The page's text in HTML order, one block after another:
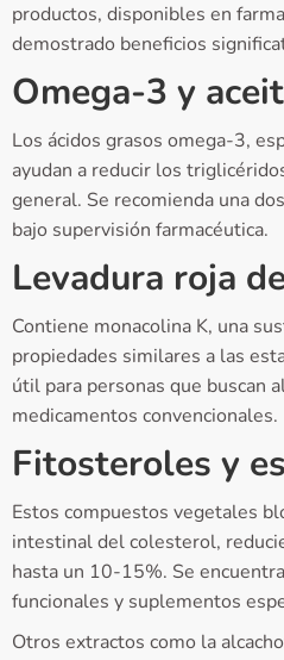
productos, disponibles en
demostrado beneficios
Omega-3 y
Los ácidos grasos omega-3,
ayudan a reducir los
general. Se recomienda una
bajo supervisión farmacéutica.
Levadura roja
Contiene monacolina K, una
propiedades similares a las
útil para personas que buscan
medicamentos convencionales.
Fitosteroles y
Estos compuestos vegetales
intestinal del colesterol,
hasta un 10-15%. Se
funcionales y suplementos
Otros extractos como la